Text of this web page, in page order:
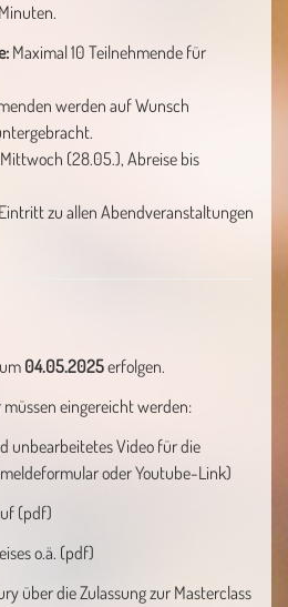
Maximal 10 Teilnehmende für
werden auf Wunsch
(28.05.), Abreise bis
zu allen Abendveranstaltungen
04.05.2025erfolgen.
eingereicht werden:
unbearbeitetes Video für die
oder Youtube-Link)
(pdf)
o.ä. (pdf)
über die Zulassung zur Masterclass